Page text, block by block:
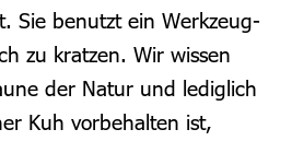
Sie benutzt ein Werkzeug-
zu kratzen. Wir wissen
der Natur und lediglich
Kuh vorbehalten ist,